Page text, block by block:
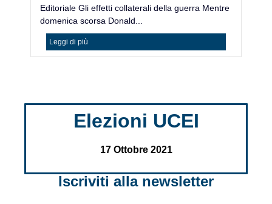
Editoriale Gli effetti collaterali della guerra Mentre
domenica scorsa Donald...
Leggi di più
Elezioni UCEI
17 Ottobre 2021
Iscriviti alla newsletter